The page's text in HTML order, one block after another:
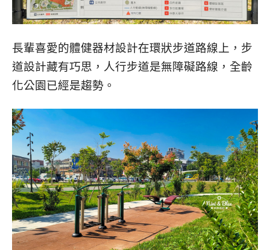
長輩喜愛的體健器材設計在環狀步道路線上，步
道設計藏有巧思，人行步道是無障礙路線，全齡
化公園已經是趨勢。